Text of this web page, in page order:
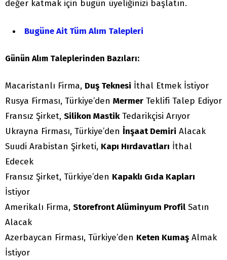
değer katmak için bugün üyeliğinizi başlatın.
Bugüne Ait Tüm Alım Talepleri
Günün Alım Taleplerinden Bazıları:
Macaristanlı Firma, Duş Teknesi İthal Etmek İstiyor
Rusya Firması, Türkiye’den Mermer Teklifi Talep Ediyor
Fransız Şirket, Silikon MastikTedarikçisi Arıyor
Ukrayna Firması, Türkiye’den İnşaat Demiri Alacak
Suudi Arabistan Şirketi, Kapı Hırdavatları İthal
Edecek
Fransız Şirket, Türkiye’den Kapaklı Gıda Kapları
İstiyor
Amerikalı Firma, Storefront Alüminyum Profil Satın
Alacak
Azerbaycan Firması, Türkiye’den Keten Kumaş Almak
İstiyor